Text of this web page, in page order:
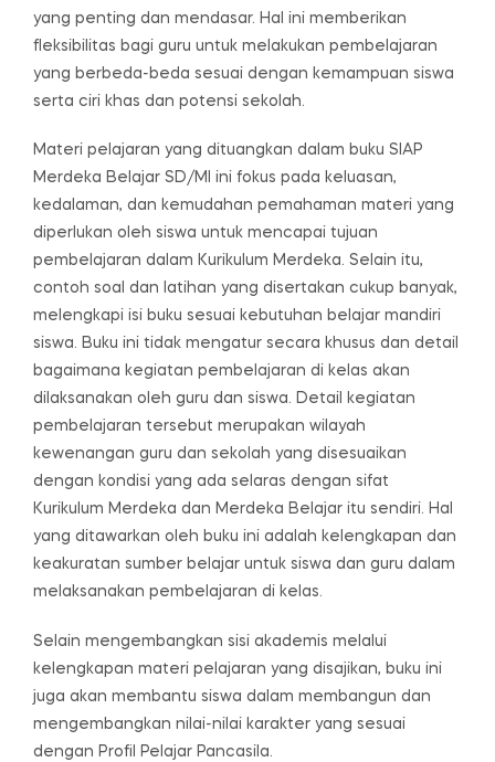
yang penting dan mendasar. Hal ini memberikan
fleksibilitas bagi guru untuk melakukan pembelajaran
yang berbeda-beda sesuai dengan kemampuan siswa
serta ciri khas dan potensi sekolah.
Materi pelajaran yang dituangkan dalam buku SIAP
Merdeka Belajar SD/MI ini fokus pada keluasan,
kedalaman, dan kemudahan pemahaman materi yang
diperlukan oleh siswa untuk mencapai tujuan
pembelajaran dalam Kurikulum Merdeka. Selain itu,
contoh soal dan latihan yang disertakan cukup banyak,
melengkapi isi buku sesuai kebutuhan belajar mandiri
siswa. Buku ini tidak mengatur secara khusus dan detail
bagaimana kegiatan pembelajaran di kelas akan
dilaksanakan oleh guru dan siswa. Detail kegiatan
pembelajaran tersebut merupakan wilayah
kewenangan guru dan sekolah yang disesuaikan
dengan kondisi yang ada selaras dengan sifat
Kurikulum Merdeka dan Merdeka Belajar itu sendiri. Hal
yang ditawarkan oleh buku ini adalah kelengkapan dan
keakuratan sumber belajar untuk siswa dan guru dalam
melaksanakan pembelajaran di kelas.
Selain mengembangkan sisi akademis melalui
kelengkapan materi pelajaran yang disajikan, buku ini
juga akan membantu siswa dalam membangun dan
mengembangkan nilai-nilai karakter yang sesuai
dengan Profil Pelajar Pancasila.